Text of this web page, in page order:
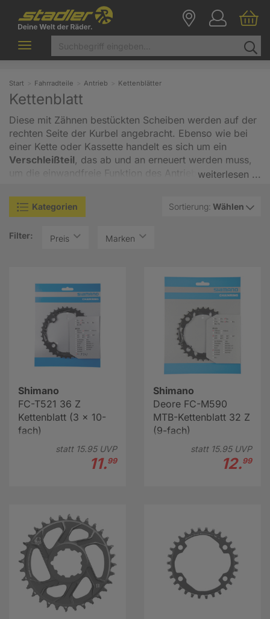
Toggle
navigation
Start Fahrradteile Antrieb Kettenblätter
Kettenblatt
Diese mit Zähnen bestückten Scheiben werden auf der
rechten Seite der Kurbel angebracht. Ebenso wie bei
einer Kette oder Kassette handelt es sich um ein
Verschleißteil, das ab und an erneuert werden muss,
um die einwandfreie Funktion des Antriebs
langlebig, deshalb müssen sie im Vergleich zu den
anderen Verschleißteilen eher selten getauscht werden.
montiert werden können. Mit 4 Schrauben an 4-Arm-
Hier erfahren Sie mehr über Fahrrad-Kettenblätter
weiterlesen ...
Sortierung: Wählen
Kategorien
Filter: Preis Marken
Shimano
FC-T521 36 Z
Kettenblatt (3 x 10-
fach)
statt 15.95UVP
11.99
Shimano
Deore FC-M590
MTB-Kettenblatt 32 Z
(9-fach)
statt 15.95UVP
12.99